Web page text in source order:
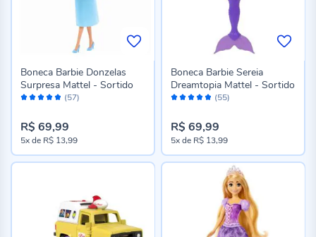
Avaliação: (57)
Boneca Barbie Donzelas
Surpresa Mattel - Sortido
R$ 69,99
5xde R$ 13,99
Avaliação: (55)
Boneca Barbie Sereia
Dreamtopia Mattel - Sortido
R$ 69,99
5xde R$ 13,99